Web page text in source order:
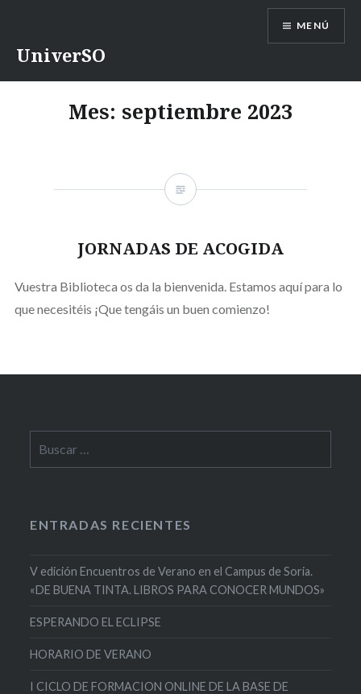
UniverSO
MENÚ
Mes: septiembre 2023
JORNADAS DE ACOGIDA
Vuestra Biblioteca os da la bienvenida. Estamos aquí para lo
que necesitéis ¡Que tengáis un buen comienzo!
ENTRADAS RECIENTES
V edición Encuentros de Verano en el Campus de Soria.
«DE BUENA TINTA. LIBROS PARA CONOCER MUNDOS»
ESPERANDO EL ECLIPSE
HORARIO DE VERANO
I CICLO DE FORMACION ONLINE DE LA BASE DE